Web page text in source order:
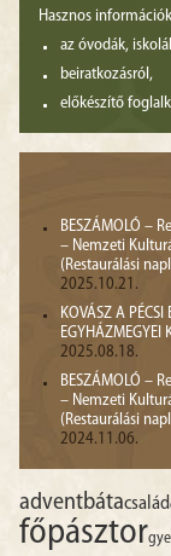
Hasznos
az óvodák,
beiratkozásról,
előkészítő
BESZÁMOLÓ –
– Nemzeti
(Restaurálási
2025.10.21.
KOVÁSZ A PÉCSI
EGYHÁZMEGYEI
2025.08.18.
BESZÁMOLÓ –
– Nemzeti
(Restaurálási
2024.11.06.
adventbátacsalád
főpásztor